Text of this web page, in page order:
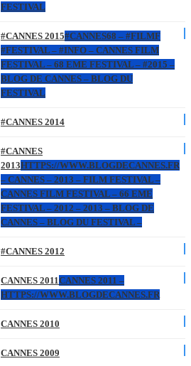
FESTIVAL
#CANNES 2015#CANNES68 – #FILMF
#FESTIVAL – #INFO – CANNES FILM
FESTIVAL – 68 EME FESTIVAL – #2015 –
BLOG DE CANNES – BLOG DU
FESTIVAL
#CANNES 2014
#CANNES
2013HTTPS://WWW.BLOGDECANNES.FR
– CANNES – 2013 – FILM FESTIVAL –
CANNES FILM FESTIVAL – 66 EME
FESTIVAL – 2012 – 2013 – BLOG DE
CANNES – BLOG DU FESTIVAL –
#CANNES 2012
CANNES 2011CANNES 2011 –
HTTPS://WWW.BLOGDECANNES.FR
CANNES 2010
CANNES 2009